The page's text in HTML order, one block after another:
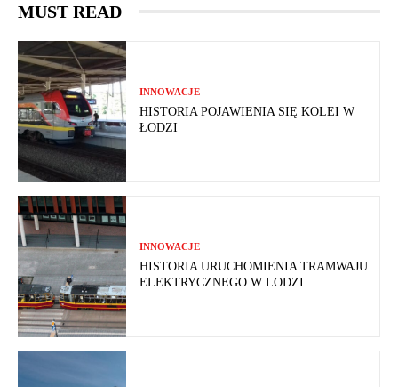
MUST READ
INNOWACJE
HISTORIA POJAWIENIA SIĘ KOLEI W
ŁODZI
INNOWACJE
HISTORIA URUCHOMIENIA TRAMWAJU
ELEKTRYCZNEGO W LODZI